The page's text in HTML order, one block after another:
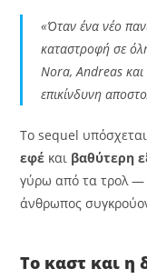
«Όταν ένα νέο
καταστροφή σε
Nora, Andreas και
επικίνδυνη
Το sequel
εφέ και βαθύτερη
γύρω από τα τρολ —
άνθρωπος
Το καστ και η